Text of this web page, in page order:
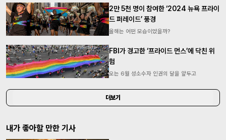
2만 5천 명이 참여한 ‘2024 뉴욕 프라이
드 퍼레이드’ 풍경
올해는 어떤 모습이었을까?
FBI가 경고한 ‘프라이드 먼스’에 닥친 위
험
오는 6월 성소수자 인권의 달을 앞두고
더보기
내가 좋아할 만한 기사